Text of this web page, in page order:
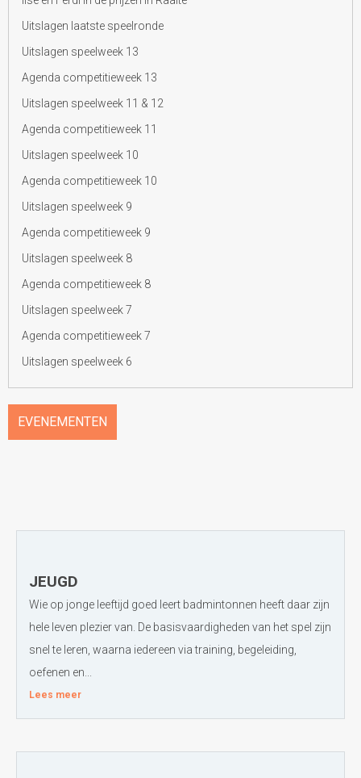
Uitslagen laatste speelronde
Uitslagen speelweek 13
Agenda competitieweek 13
Uitslagen speelweek 11 & 12
Agenda competitieweek 11
Uitslagen speelweek 10
Agenda competitieweek 10
Uitslagen speelweek 9
Agenda competitieweek 9
Uitslagen speelweek 8
Agenda competitieweek 8
Uitslagen speelweek 7
Agenda competitieweek 7
Uitslagen speelweek 6
EVENEMENTEN
JEUGD
Wie op jonge leeftijd goed leert badmintonnen heeft daar zijn
hele leven plezier van. De basisvaardigheden van het spel zijn
snel te leren, waarna iedereen via training, begeleiding,
oefenen en...
Lees meer